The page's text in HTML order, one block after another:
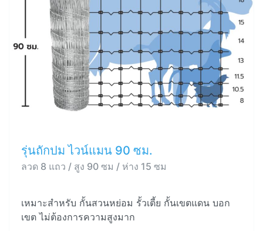
รุ่นถักปม ไวน์แมน 90 ซม.
ลวด 8 แถว / สูง 90 ซม / ห่าง 15 ซม
เหมาะสำหรับ กั้นสวนหย่อม รั้วเตี้ย กั้นเขตแดน บอก
เขต ไม่ต้องการความสูงมาก